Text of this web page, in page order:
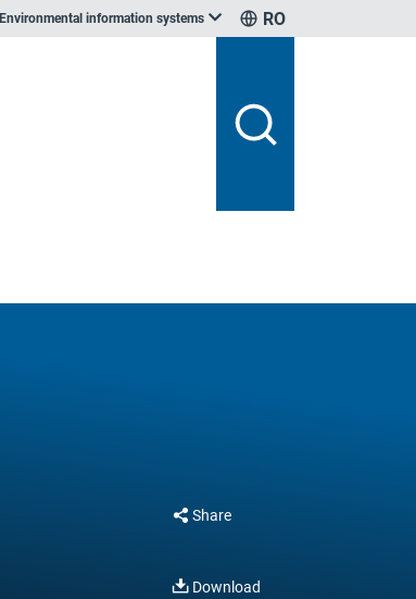
Environmental information systems RO
Share
Download